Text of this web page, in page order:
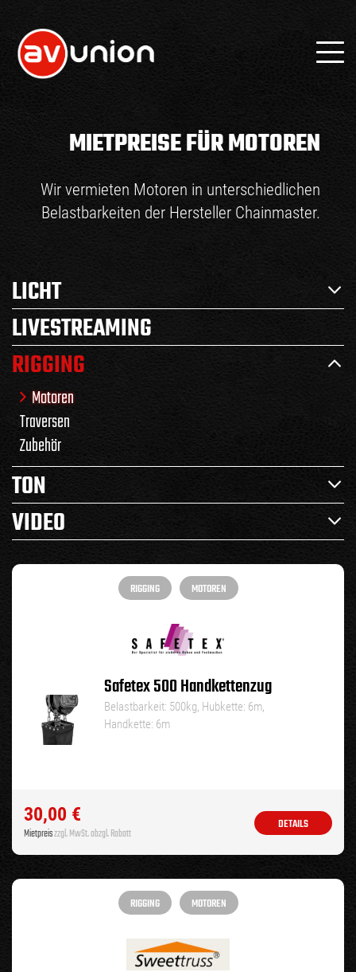
MIETPREISE FÜR MOTOREN
Wir vermieten Motoren in unterschiedlichen
Belastbarkeiten der Hersteller Chainmaster.
LICHT
LIVESTREAMING
RIGGING
Motoren
Traversen
Zubehör
TON
VIDEO
RIGGING MOTOREN
Safetex 500 Handkettenzug
Belastbarkeit: 500kg, Hubkette: 6m,
Handkette: 6m
30,00 €
Mietpreiszzgl. MwSt. abzgl. Rabatt
DETAILS
RIGGING MOTOREN